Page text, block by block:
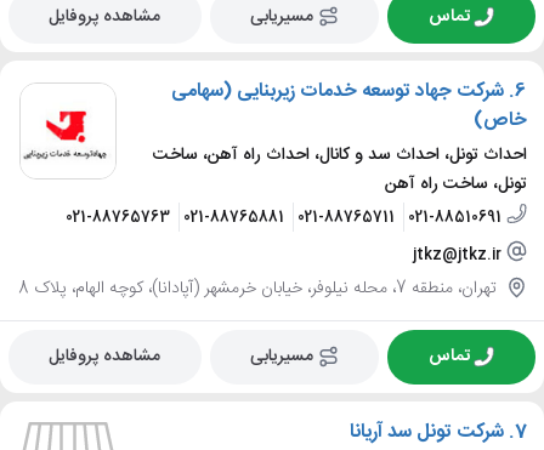
تماس مسیریابی مشاهده پروفایل
6. شرکت جهاد توسعه خدمات زیربنایی (سهامی
خاص)
احداث تونل، احداث سد و کانال، احداث راه آهن، ساخت
تونل، ساخت راه آهن
021-88510691
021-88765711
021-88765881
021-88765763
jtkz@jtkz.ir
تهران، منطقه 7، محله نیلوفر، خیابان خرمشهر (آپادانا)، کوچه الهام، پلاک 8
تماس مسیریابی مشاهده پروفایل
7. شرکت تونل سد آریانا